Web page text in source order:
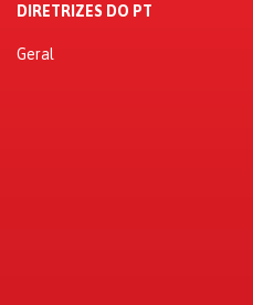
DIRETRIZES DO PT
Geral